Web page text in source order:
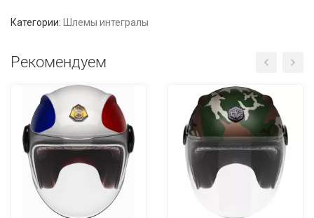
Категории: Шлемы интегралы
Рекомендуем